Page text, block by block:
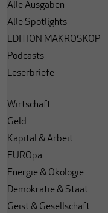
Alle Ausgaben
Alle Spotlights
EDITION MAKROSKOP
Podcasts
Leserbriefe
Wirtschaft
Geld
Kapital & Arbeit
EUROpa
Energie & Ökologie
Demokratie & Staat
Geist & Gesellschaft